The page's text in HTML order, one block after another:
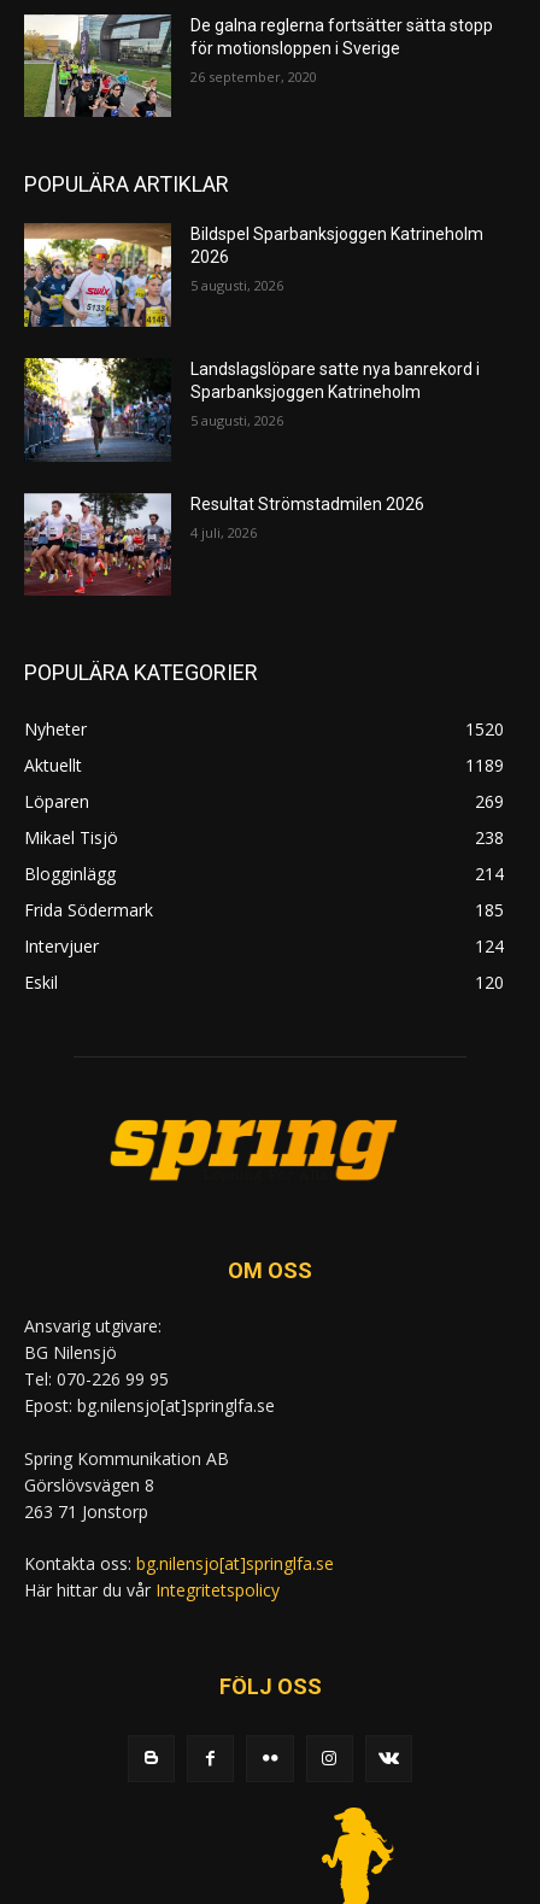
De galna reglerna fortsätter sätta stopp
för motionsloppen i Sverige
26 september, 2020
POPULÄRA ARTIKLAR
Bildspel Sparbanksjoggen Katrineholm
2026
5 augusti, 2026
Landslagslöpare satte nya banrekord i
Sparbanksjoggen Katrineholm
5 augusti, 2026
Resultat Strömstadmilen 2026
4 juli, 2026
POPULÄRA KATEGORIER
Nyheter
1520
Aktuellt
1189
Löparen
269
Mikael Tisjö
238
Blogginlägg
214
Frida Södermark
185
Intervjuer
124
Eskil
120
OM OSS
Ansvarig utgivare:
BG Nilensjö
Tel: 070-226 99 95
Epost: bg.nilensjo[at]springlfa.se
Spring Kommunikation AB
Görslövsvägen 8
263 71 Jonstorp
Kontakta oss: bg.nilensjo[at]springlfa.se
Här hittar du vår Integritetspolicy
FÖLJ OSS